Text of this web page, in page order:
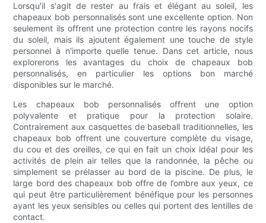
Lorsqu'il s'agit de rester au frais et élégant au soleil, les
chapeaux bob personnalisés sont une excellente option. Non
seulement ils offrent une protection contre les rayons nocifs
du soleil, mais ils ajoutent également une touche de style
personnel à n'importe quelle tenue. Dans cet article, nous
explorerons les avantages du choix de chapeaux bob
personnalisés, en particulier les options bon marché
disponibles sur le marché.
Les chapeaux bob personnalisés offrent une option
polyvalente et pratique pour la protection solaire.
Contrairement aux casquettes de baseball traditionnelles, les
chapeaux bob offrent une couverture complète du visage,
du cou et des oreilles, ce qui en fait un choix idéal pour les
activités de plein air telles que la randonnée, la pêche ou
simplement se prélasser au bord de la piscine. De plus, le
large bord des chapeaux bob offre de l’ombre aux yeux, ce
qui peut être particulièrement bénéfique pour les personnes
ayant les yeux sensibles ou celles qui portent des lentilles de
contact.